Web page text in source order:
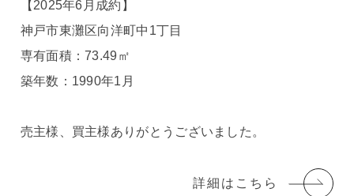
【2025年6月成約】
神戸市東灘区向洋町中1丁目
専有面積：73.49㎡
築年数：1990年1月
売主様、買主様ありがとうございました。
詳細はこちら